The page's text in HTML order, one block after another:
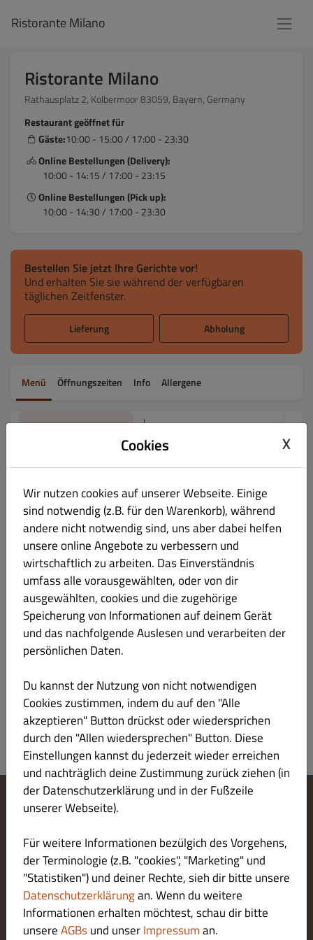
Ristorante Milano
Ristorante Milano
Rathausplatz 2, Kolbermoor 83059, Bayern, Germany
Restaurant geöffnet für
Gäste:10:00 - 15:00 / 17:00 - 23:30
Online Bestellungen (Delivery):
10:00 - 14:15 / 17:00 - 23:15
Online Bestellungen (Pick up):
10:00 - 14:30 / 17:00 - 23:30
Bestellen Sie jetzt Ihre Gerichte vor!
Und erhalten Sie sie während der verfügbaren
täglichen Zeitfenster.
Lieferung Abholung
Menü Öffnungszeiten Info Allergene
1096. Cuvée di Boj Prosecco 11.5% Vol € 28.00
Superiore DOCG, Valdo, Venetien
1097. '61 Franciacorta 12.5% Vol € 43.00
Cookie-Einstellungen ändern
Datenschutzerklärung
Allgemeine Geschäftsbedingungen
Impressum
LIEFERUNG ZAHLUNGSARTEN
Cookies X
Wir nutzen cookies auf unserer Webseite. Einige
sind notwendig (z.B. für den Warenkorb), während
andere nicht notwendig sind, uns aber dabei helfen
unsere online Angebote zu verbessern und
wirtschaftlich zu arbeiten. Das Einverständnis
umfass alle vorausgewählten, oder von dir
ausgewählten, cookies und die zugehörige
Speicherung von Informationen auf deinem Gerät
und das nachfolgende Auslesen und verarbeiten der
persönlichen Daten.
Du kannst der Nutzung von nicht notwendigen
Cookies zustimmen, indem du auf den "Alle
akzeptieren" Button drückst oder wiedersprichen
durch den "Allen wiedersprechen" Button. Diese
Einstellungen kannst du jederzeit wieder erreichen
und nachträglich deine Zustimmung zurück ziehen (in
der Datenschutzerklärung und in der Fußzeile
unserer Webseite).
Für weitere Informationen bezülgich des Vorgehens,
der Terminologie (z.B. "cookies", "Marketing" und
"Statistiken") und deiner Rechte, sieh dir bitte unsere
Datenschutzerklärungan. Wenn du weitere
Informationen erhalten möchtest, schau dir bitte
unsereAGBsund unserImpressuman.